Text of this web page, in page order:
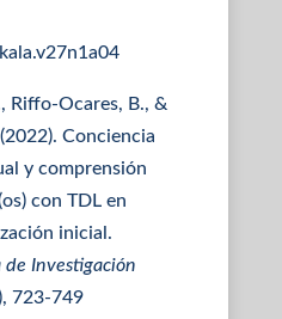
Riffo-Ocares, B., &
Conciencia
y comprensión
con TDL en
inicial.
de Investigación
723-749